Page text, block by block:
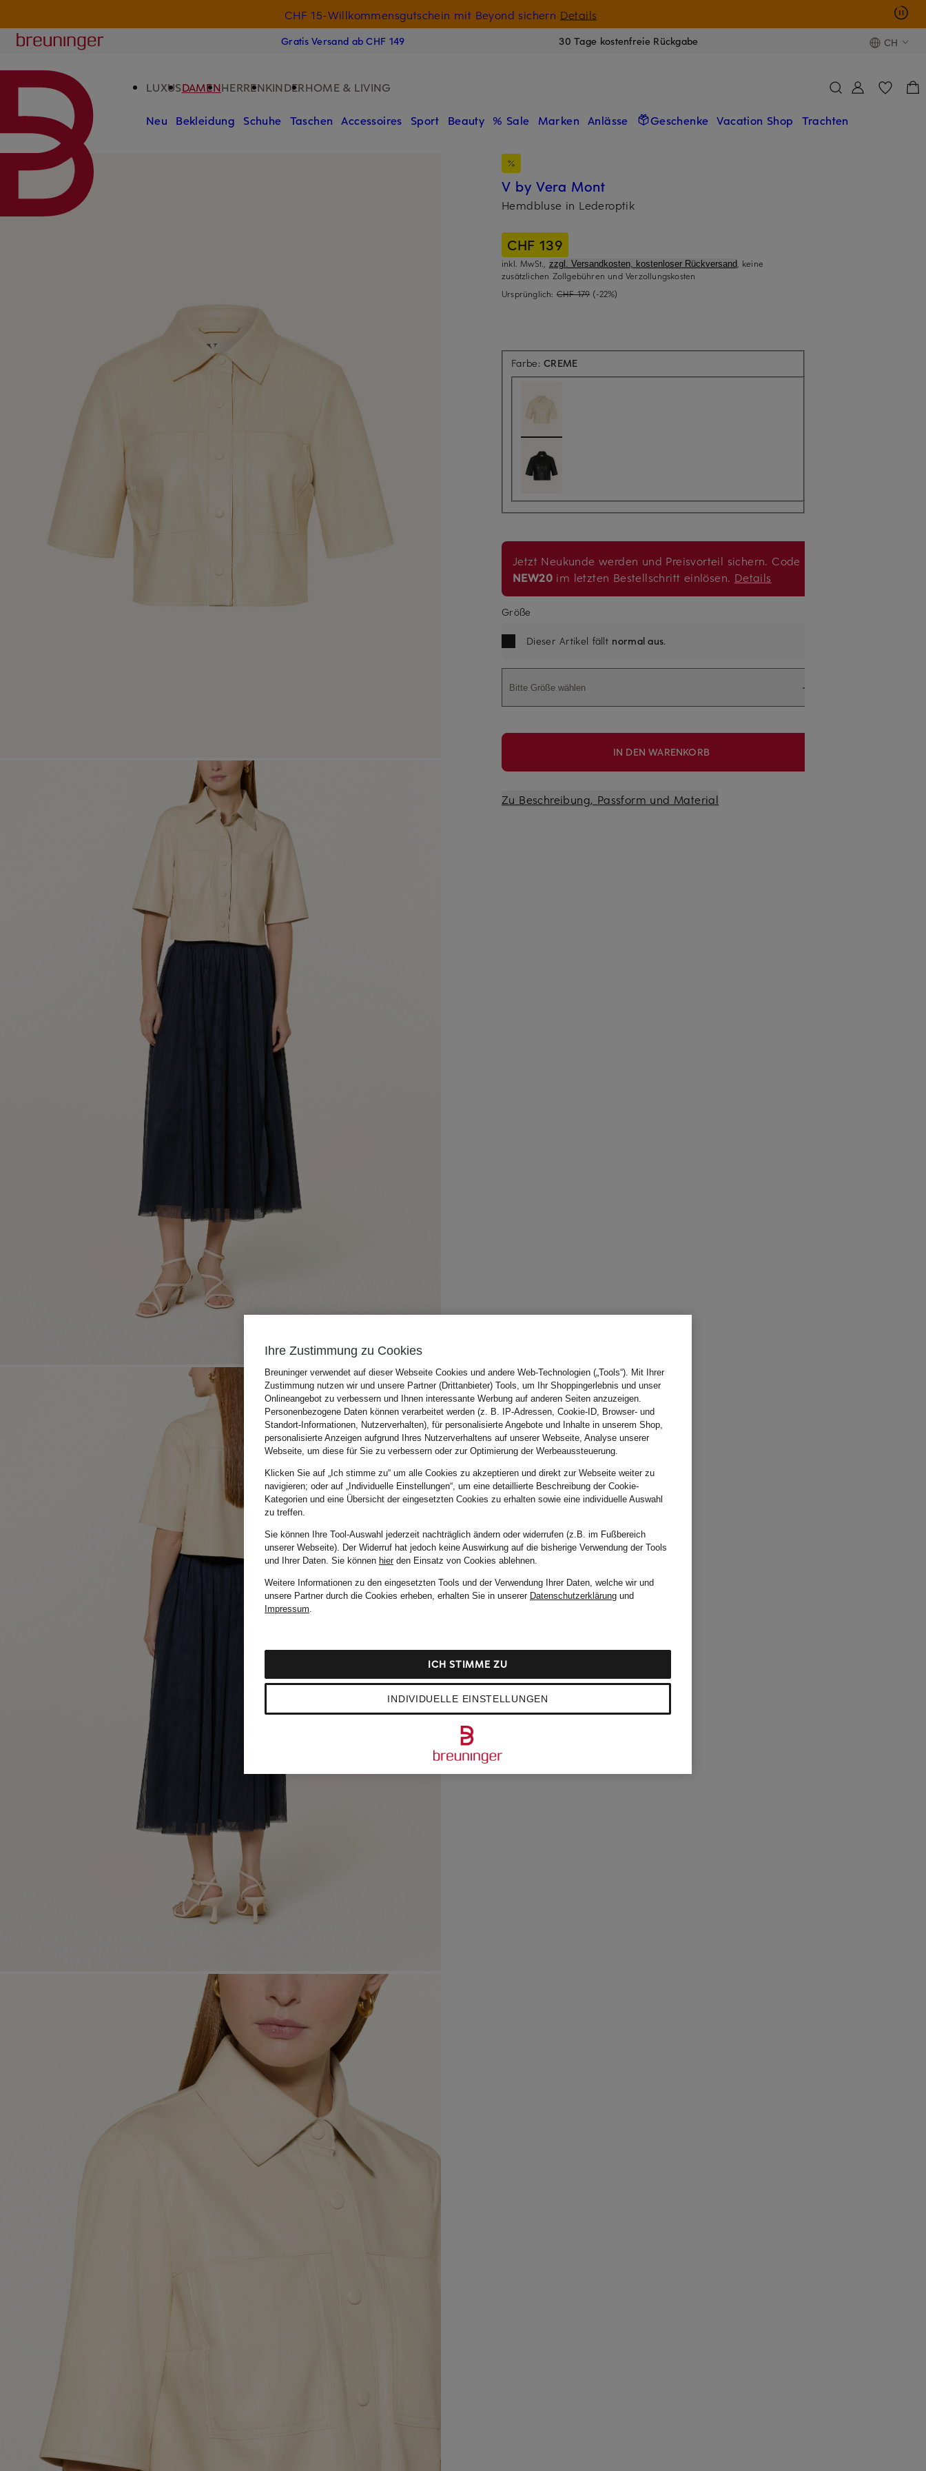
CHF 15-Willkommensgutschein mit Beyond sichern Details
Breuninger
Gratis Versand ab CHF 149 30 Tage kostenfreie Rückgabe CH
LUXUSDAMENHERRENKINDERHOME & LIVING
Neu Bekleidung Schuhe Taschen Accessoires Sport Beauty % Sale Marken Anlässe Geschenke Vacation Shop Trachten
V by Vera Mont
Hemdbluse in Lederoptik
CHF 139
inkl. MwSt., zzgl. Versandkosten, kostenloser Rückversand, keine
zusätzlichen Zollgebühren und Verzollungskosten
Ursprünglich: CHF 179 (-22%)
Farbe:CREME
Jetzt Neukunde werden und Preisvorteil sichern. Code
NEW20 im letzten Bestellschritt einlösen. Details
Größe
Dieser Artikel fällt normal aus.
Bitte Größe wählen
IN DEN WARENKORB
Zu Beschreibung, Passform und Material
Ihre Zustimmung zu Cookies
Breuninger verwendet auf dieser Webseite Cookies und andere Web-Technologien („Tools“). Mit Ihrer
Zustimmung nutzen wir und unsere Partner (Drittanbieter) Tools, um Ihr Shoppingerlebnis und unser
Onlineangebot zu verbessern und Ihnen interessante Werbung auf anderen Seiten anzuzeigen.
Personenbezogene Daten können verarbeitet werden (z. B. IP-Adressen, Cookie-ID, Browser- und
Standort-Informationen, Nutzerverhalten), für personalisierte Angebote und Inhalte in unserem Shop,
personalisierte Anzeigen aufgrund Ihres Nutzerverhaltens auf unserer Webseite, Analyse unserer
Webseite, um diese für Sie zu verbessern oder zur Optimierung der Werbeaussteuerung.
Klicken Sie auf „Ich stimme zu“ um alle Cookies zu akzeptieren und direkt zur Webseite weiter zu
navigieren; oder auf „Individuelle Einstellungen“, um eine detaillierte Beschreibung der Cookie-
Kategorien und eine Übersicht der eingesetzten Cookies zu erhalten sowie eine individuelle Auswahl
zu treffen.
Sie können Ihre Tool-Auswahl jederzeit nachträglich ändern oder widerrufen (z.B. im Fußbereich
unserer Webseite). Der Widerruf hat jedoch keine Auswirkung auf die bisherige Verwendung der Tools
und Ihrer Daten. Sie können hierden Einsatz von Cookies ablehnen.
Weitere Informationen zu den eingesetzten Tools und der Verwendung Ihrer Daten, welche wir und
unsere Partner durch die Cookies erheben, erhalten Sie in unserer Datenschutzerklärung und
Impressum.
INDIVIDUELLE EINSTELLUNGEN
ICH STIMME ZU